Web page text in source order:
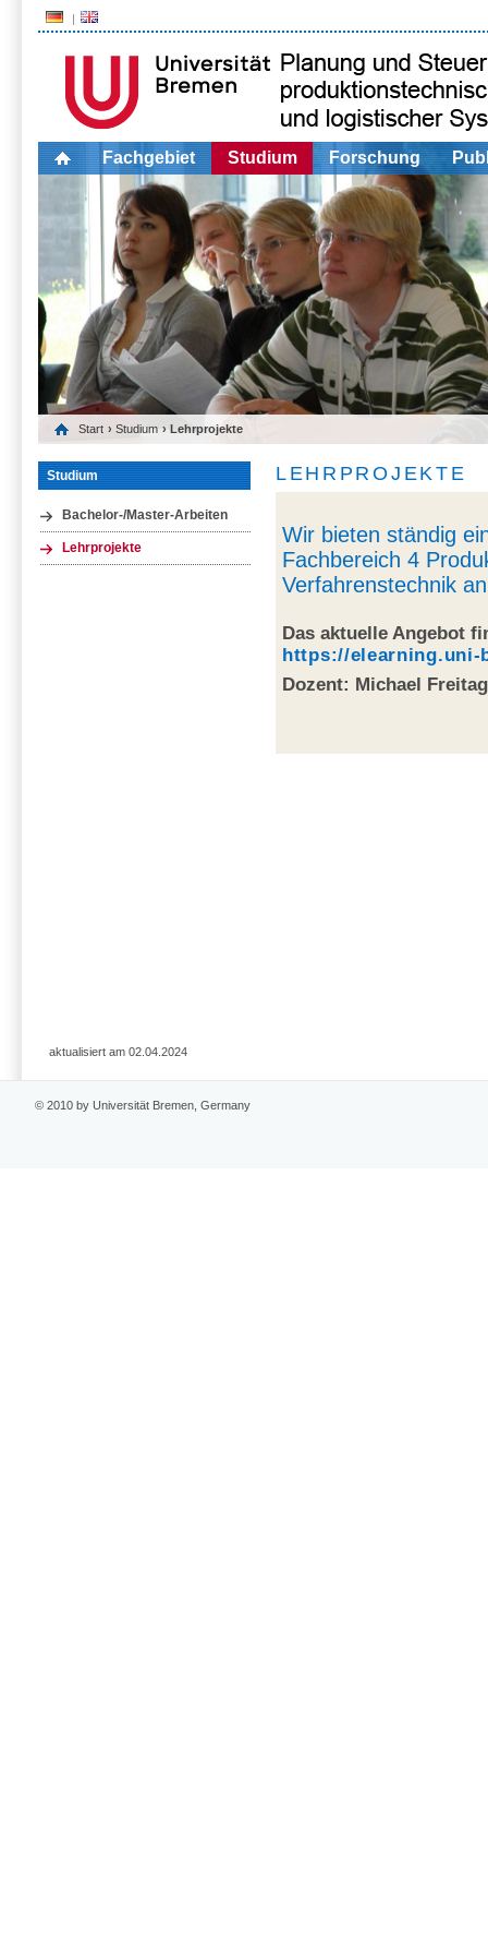
Fachgebiet Studium Forschung
Start ›Studium › Lehrprojekte
Studium
Bachelor-/Master-Arbeiten
Lehrprojekte
LEHRPROJEKTE
Wir bieten ständig
Fachbereich 4
Verfahrenstechnik
Das aktuelle Angebot
https://elearning.uni-
Dozent: Michael Freitag
aktualisiert am 02.04.2024
© 2010 by Universität Bremen, Germany